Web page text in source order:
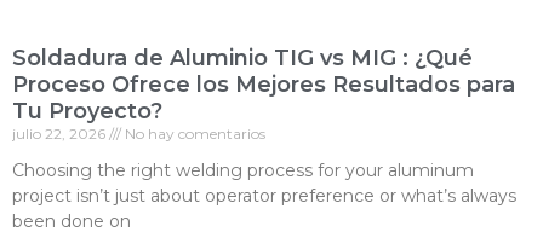
Soldadura de Aluminio TIG vs MIG : ¿Qué
Proceso Ofrece los Mejores Resultados para
Tu Proyecto?
julio 22, 2026 No hay comentarios
Choosing the right welding process for your aluminum
project isn’t just about operator preference or what’s always
been done on